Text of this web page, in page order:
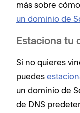
más sobre
un dominio de
Estaciona tu
Si no quieres
puedes
un dominio de
de DNS